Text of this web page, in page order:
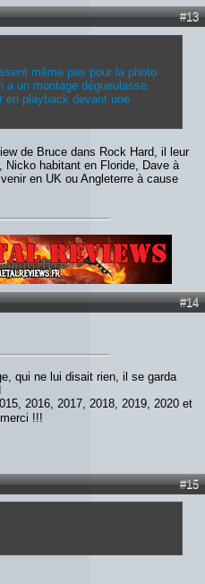
#13
même pas pour la photo
a un montage dégueulasse,
en playback devant une
de Bruce dans Rock Hard, il leur
Nicko habitant en Floride, Dave à
en UK ou Angleterre à cause
#14
qui ne lui disait rien, il se garda
2016, 2017, 2018, 2019, 2020 et
!!!
#15